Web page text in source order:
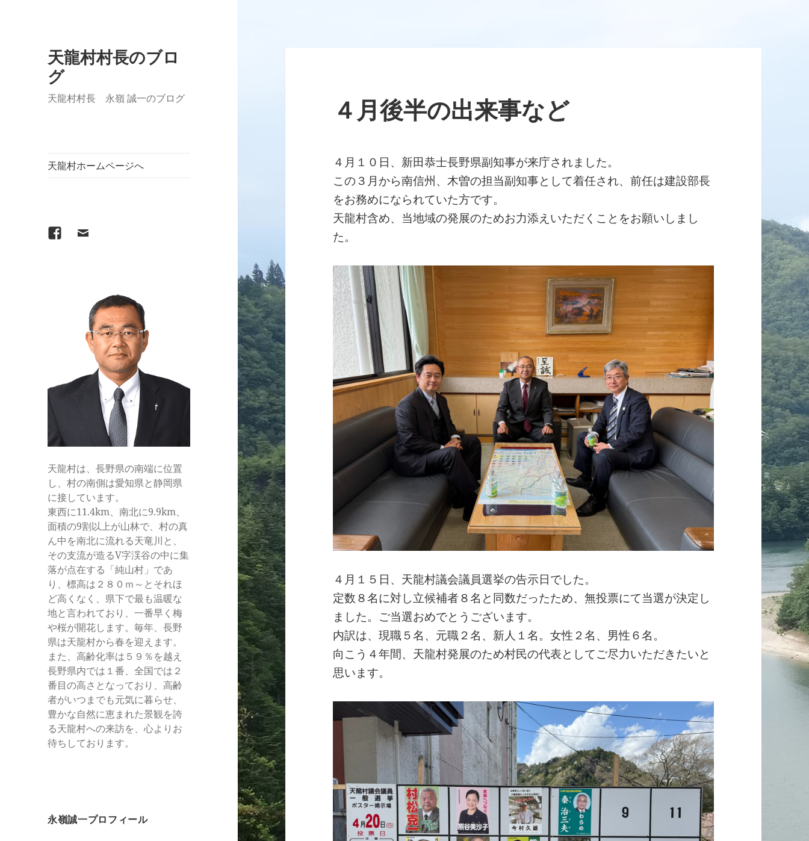
天龍村村長のブロ
グ
天龍村村長 永嶺 誠一のブログ
天龍村ホームページへ
Facebook
メ
天龍村は、長野県の南端に位置
し、村の南側は愛知県と静岡県
に接しています。
東西に11.4km、南北に9.9km、
面積の9割以上が山林で、村の真
ん中を南北に流れる天竜川と、
その支流が造るV字渓谷の中に集
落が点在する「純山村」であ
り、標高は２８０ｍ～とそれほ
ど高くなく、県下で最も温暖な
地と言われており、一番早く梅
や桜が開花します。毎年、長野
県は天龍村から春を迎えます。
また、高齢化率は５９％を越え
長野県内では１番、全国では２
番目の高さとなっており、高齢
者がいつまでも元気に暮らせ、
豊かな自然に恵まれた景観を誇
る天龍村への来訪を、心よりお
待ちしております。
永嶺誠一プロフィール
４月後半の出来事など
４月１０日、新田恭士長野県副知事が来庁されました。
この３月から南信州、木曽の担当副知事として着任され、前任は建設部長
をお務めになられていた方です。
天龍村含め、当地域の発展のためお力添えいただくことをお願いしまし
た。
４月１５日、天龍村議会議員選挙の告示日でした。
定数８名に対し立候補者８名と同数だったため、無投票にて当選が決定し
ました。ご当選おめでとうございます。
内訳は、現職５名、元職２名、新人１名。女性２名、男性６名。
向こう４年間、天龍村発展のため村民の代表としてご尽力いただきたいと
思います。